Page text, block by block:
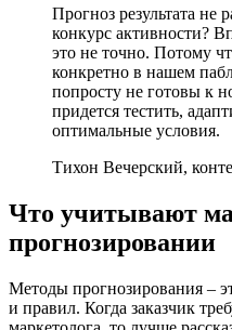
Прогноз результата не
конкурс активности?
это не точно. Потому
конкретно в нашем
попросту не готовы к
придется тестить,
оптимальные условия.
Тихон Вечерский,
Что учитывают
прогнозировании
Методы прогнозирования –
и правил. Когда заказчик